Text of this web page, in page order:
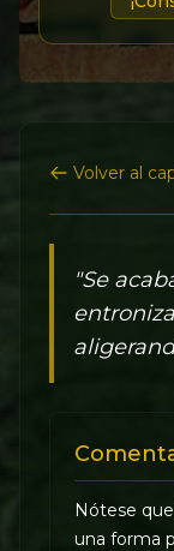
Volver al
"Se
Nótese
una forma